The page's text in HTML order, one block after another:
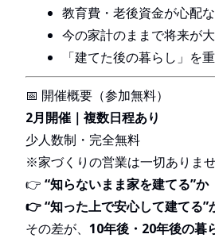
教育費・老後資金が心配
今の家計のままで将来が
「建てた後の暮らし」を
📅 開催概要（参加無料）
2月開催｜複数日程あり
少人数制・完全無料
※家づくりの営業は一切ありま
👉 “知らないまま家を建てる”か
👉 “知った上で安心して建てる”
その差が、 10年後・20年後の暮